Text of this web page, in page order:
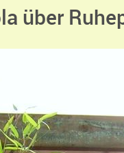
über